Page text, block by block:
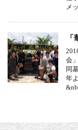
メ
会
同
年